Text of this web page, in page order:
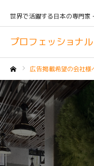
プロフェッショナ
世界で活躍する日本の専門家
広告掲載希望の会社様